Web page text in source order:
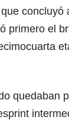
concluyó
primero el
quedaban